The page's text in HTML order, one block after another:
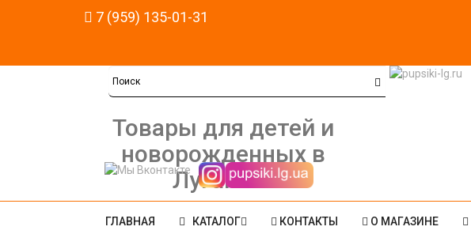
7 (959) 135-01-31
Товары для детей и
новорожденных в
Луганске
ГЛАВНАЯ КАТАЛОГ КОНТАКТЫ О МАГАЗИНЕ